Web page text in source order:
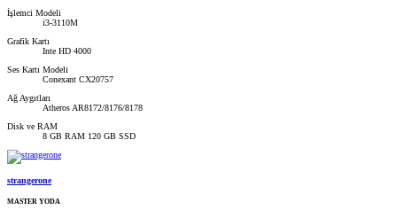
İşlemci Modeli
i3-3110M
Grafik Kartı
Inte HD 4000
Ses Kartı Modeli
Conexant CX20757
Ağ Aygıtları
Atheros AR8172/8176/8178
Disk ve RAM
8 GB RAM 120 GB SSD
strangerone
MASTER YODA